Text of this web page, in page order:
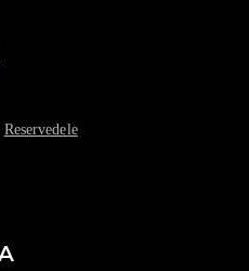
Reservedele